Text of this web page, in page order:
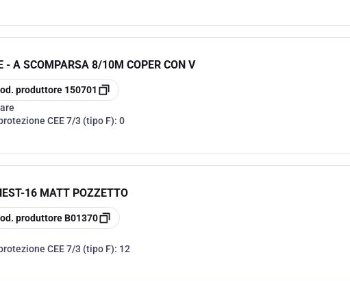
- A SCOMPARSA 8/10M COPER CON V
produttore 150701
CEE 7/3 (tipo F): 0
16 MATT POZZETTO
produttoreB01370
CEE 7/3 (tipo F): 12